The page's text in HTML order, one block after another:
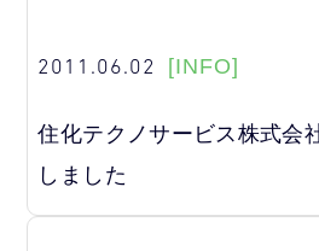
2011.06.02 [INFO]
住化テクノサービス株式
しました